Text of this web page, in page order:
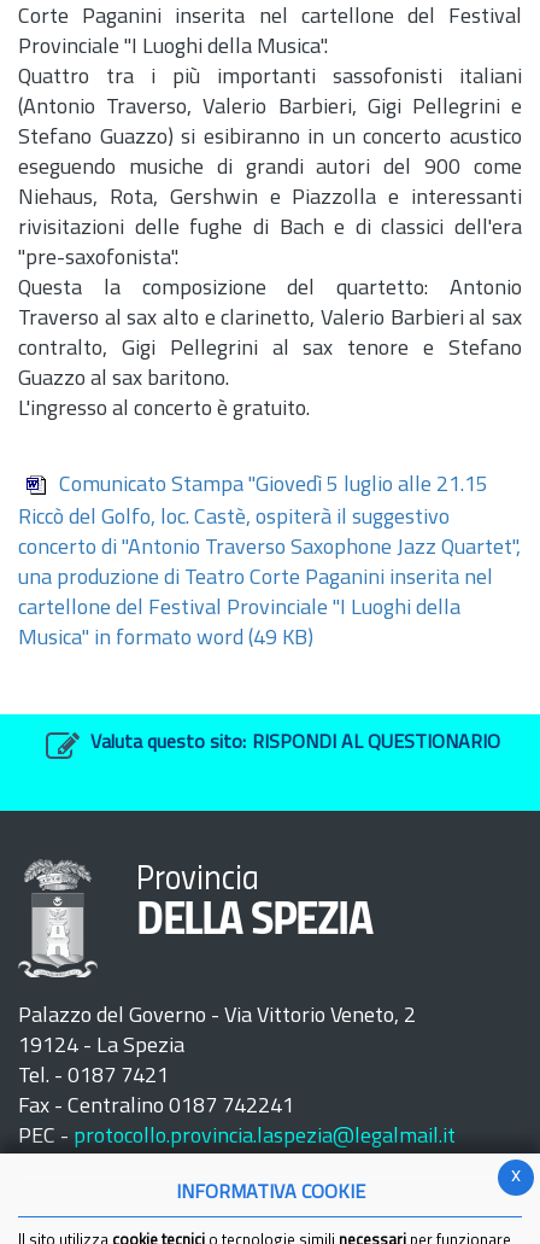
Corte Paganini inserita nel cartellone del Festival
Provinciale "I Luoghi della Musica".
Quattro tra i più importanti sassofonisti italiani
(Antonio Traverso, Valerio Barbieri, Gigi Pellegrini e
Stefano Guazzo) si esibiranno in un concerto acustico
eseguendo musiche di grandi autori del 900 come
Niehaus, Rota, Gershwin e Piazzolla e interessanti
rivisitazioni delle fughe di Bach e di classici dell'era
"pre-saxofonista".
Questa la composizione del quartetto: Antonio
Traverso al sax alto e clarinetto, Valerio Barbieri al sax
contralto, Gigi Pellegrini al sax tenore e Stefano
Guazzo al sax baritono.
L'ingresso al concerto è gratuito.
Comunicato Stampa "Giovedì 5 luglio alle 21.15
Riccò del Golfo, loc. Castè, ospiterà il suggestivo
concerto di "Antonio Traverso Saxophone Jazz Quartet",
una produzione di Teatro Corte Paganini inserita nel
cartellone del Festival Provinciale "I Luoghi della
Musica" in formato word (49 KB)
Valuta questo sito: RISPONDI AL QUESTIONARIO
Provincia
DELLA SPEZIA
Palazzo del Governo - Via Vittorio Veneto, 2
19124 - La Spezia
Tel. - 0187 7421
Fax - Centralino 0187 742241
PEC - protocollo.provincia.laspezia@legalmail.it
x
INFORMATIVA COOKIE